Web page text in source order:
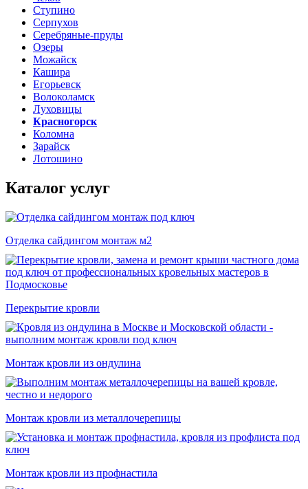
Ступино
Серпухов
Серебряные-пруды
Озеры
Можайск
Кашира
Егорьевск
Волоколамск
Луховицы
Красногорск
Коломна
Зарайск
Лотошино
Каталог услуг
Отделка сайдингом монтаж м2
Перекрытие кровли
Монтаж кровли из ондулина
Монтаж кровли из металлочерепицы
Монтаж кровли из профнастила